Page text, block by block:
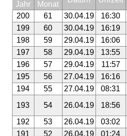
Jahr
Monat
200
61 30.04.19 16:30
199
60 30.04.19 16:19
198
59 29.04.19 16:06
197
58 29.04.19 13:55
196
57 29.04.19 11:57
195
56 27.04.19 16:16
194
55 27.04.19 08:31
193
54 26.04.19 18:56
192
53 26.04.19 03:02
191
52 26.04.19 01:24